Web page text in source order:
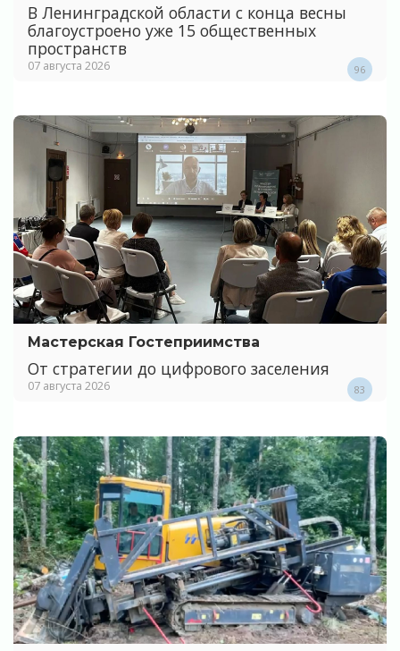
В Ленинградской области с конца весны
благоустроено уже 15 общественных
пространств
07 августа 2026 96
Мастерская Гостеприимства
От стратегии до цифрового заселения
07 августа 2026 83